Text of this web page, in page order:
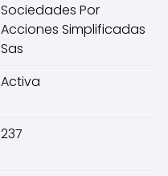
Sociedades Por
Acciones Simplificadas
Sas
Activa
237